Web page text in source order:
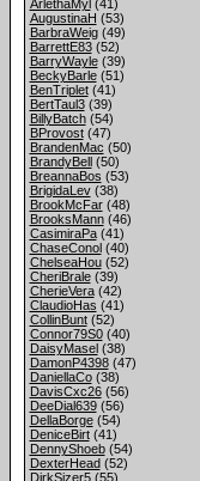
ArlethaMyl(41)
AugustinaH (53)
BarbraWeig(49)
BarrettE83(52)
BarryWayle(39)
BeckyBarle(51)
BenTriplet(41)
BertTaul3(39)
BillyBatch(54)
BProvost(47)
BrandenMac (50)
BrandyBell(50)
BreannaBos (53)
BrigidaLev(38)
BrookMcFar(48)
BrooksMann(46)
CasimiraPa(41)
ChaseConol(40)
ChelseaHou(52)
CheriBrale(39)
CherieVera(42)
ClaudioHas (41)
CollinBunt(52)
Connor79S0(40)
DaisyMasel(38)
DamonP4398(47)
DaniellaCo(38)
DavisCxc26(56)
DeeDial639(56)
DellaBorge(54)
DeniceBirt(41)
DennyShoeb(54)
DexterHead(52)
DirkSizer5(55)